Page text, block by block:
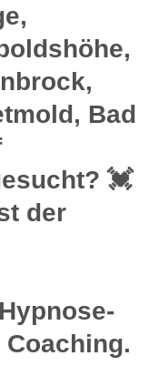
Bad
💓️
der